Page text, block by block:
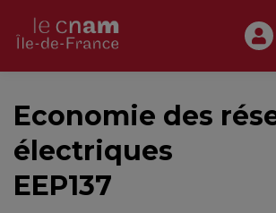
Economie des
électriques
EEP137